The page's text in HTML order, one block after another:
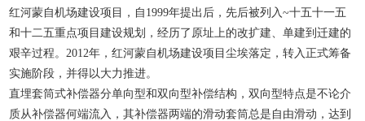
红河蒙自机场建设项目，自1999年提出后，先后被列入~十五十一五
和十二五重点项目建设规划，经历了原址上的改扩建、单建到迁建的
艰辛过程。2012年，红河蒙自机场建设项目尘埃落定，转入正式筹备
实施阶段，并得以大力推进。
直埋套筒式补偿器分单向型和双向型补偿结构，双向型特点是不论介
质从补偿器何端流入，其补偿器两端的滑动套筒总是自由滑动，达到